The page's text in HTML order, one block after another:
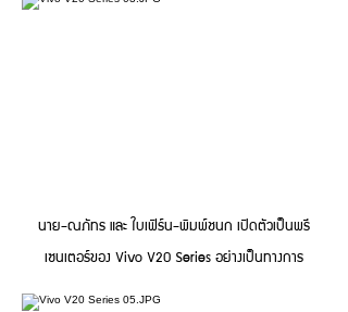
นาย-ณภัทร และ ใบเฟิร์น-พิมพ์ชนก เปิดตัวเป็นพรี
เซนเตอร์ของ Vivo V20 Series อย่างเป็นทางการ